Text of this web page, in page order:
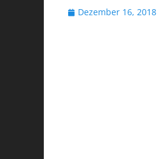
Veröffentlicht
Dezember 16, 2018